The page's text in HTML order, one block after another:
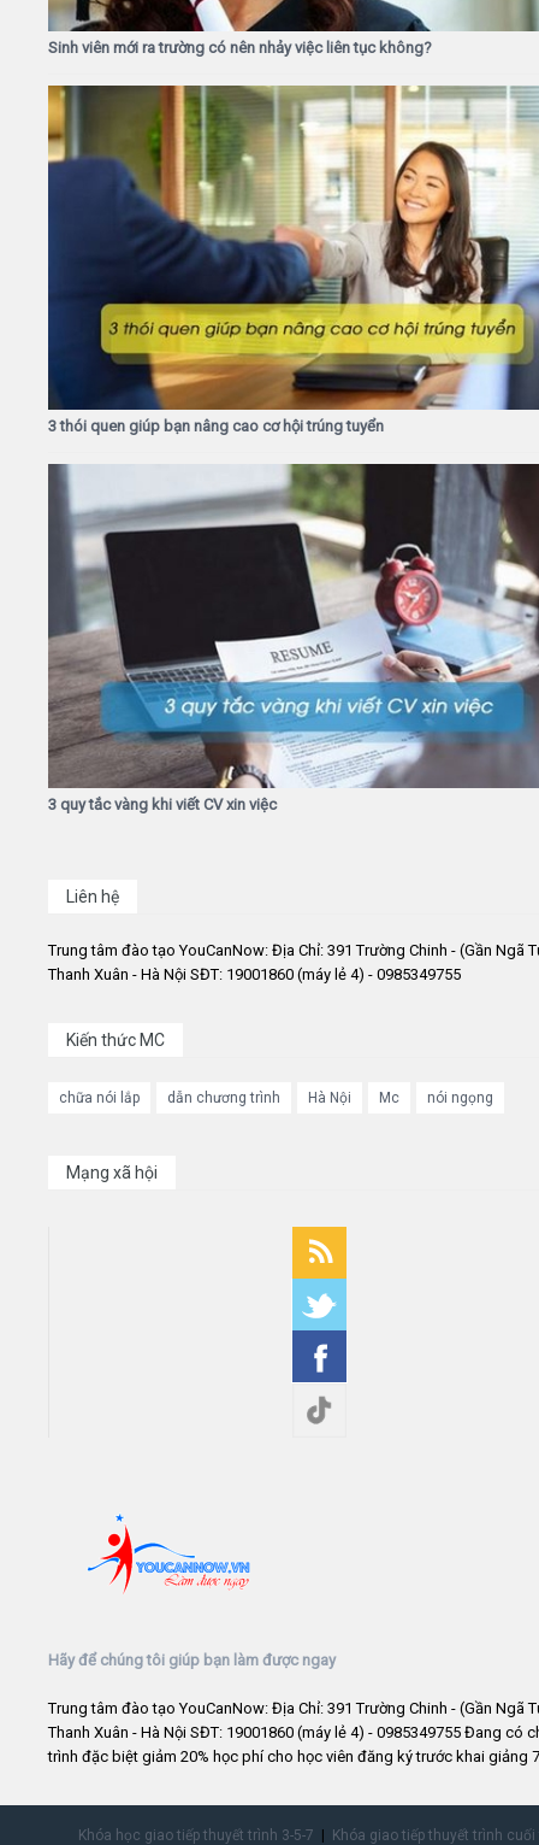
Sinh viên mới ra trường có nên nhảy việc liên tục không?
3 thói quen giúp bạn nâng cao cơ hội trúng tuyển
3 quy tắc vàng khi viết CV xin việc
Liên hệ
Trung tâm đào tạo YouCanNow: Địa Chỉ: 391 Trường Chinh - (Gần Ngã
Thanh Xuân - Hà Nội SĐT: 19001860 (máy lẻ 4) - 0985349755
Kiến thức MC
chữa nói lắp dẫn chương trình Hà Nội Mc nói ngọng
Mạng xã hội
Hãy để chúng tôi giúp bạn làm được ngay
Trung tâm đào tạo YouCanNow: Địa Chỉ: 391 Trường Chinh - (Gần Ngã
Thanh Xuân - Hà Nội SĐT: 19001860 (máy lẻ 4) - 0985349755 Đang có
trình đặc biệt giảm 20% học phí cho học viên đăng ký trước khai giảng
Khóa học giao tiếp thuyết trình 3-5-7
Khóa giao tiếp thuyết trình